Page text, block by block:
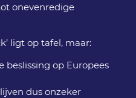
onevenredige
ligt op tafel, maar:
beslissing op Europees
dus onzeker